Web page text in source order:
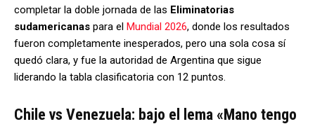
completar la doble jornada de las Eliminatorias
sudamericanas para el Mundial 2026, donde los resultados
fueron completamente inesperados, pero una sola cosa sí
quedó clara, y fue la autoridad de Argentina que sigue
liderando la tabla clasificatoria con 12 puntos.
Chile vs Venezuela: bajo el lema «Mano tengo